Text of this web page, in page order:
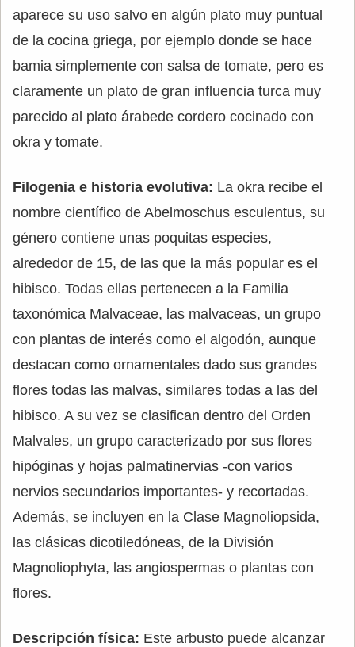
aparece su uso salvo en algún plato muy puntual
de la cocina griega, por ejemplo donde se hace
bamia simplemente con salsa de tomate, pero es
claramente un plato de gran influencia turca muy
parecido al plato árabede cordero cocinado con
okra y tomate.
Filogenia e historia evolutiva: La okra recibe el
nombre científico de Abelmoschus esculentus, su
género contiene unas poquitas especies,
alrededor de 15, de las que la más popular es el
hibisco. Todas ellas pertenecen a la Familia
taxonómica Malvaceae, las malvaceas, un grupo
con plantas de interés como el algodón, aunque
destacan como ornamentales dado sus grandes
flores todas las malvas, similares todas a las del
hibisco. A su vez se clasifican dentro del Orden
Malvales, un grupo caracterizado por sus flores
hipóginas y hojas palmatinervias -con varios
nervios secundarios importantes- y recortadas.
Además, se incluyen en la Clase Magnoliopsida,
las clásicas dicotiledóneas, de la División
Magnoliophyta, las angiospermas o plantas con
flores.
Descripción física: Este arbusto puede alcanzar